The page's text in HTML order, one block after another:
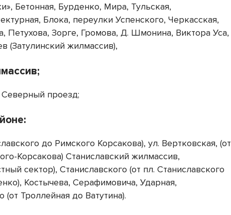
Бетонная, Бурденко, Мира, Тульская,
Блока, переулки Успенского, Черкасская,
Петухова, Зорге, Громова, Д. Шмонина, Виктора Уса,
(Затулинский жилмассив),
проезд;
до Римского Корсакова), ул. Вертковская, (от
Корсакова) Станиславский жилмассив,
сектор), Станиславского (от пл. Станиславского
Костычева, Серафимовича, Ударная,
Троллейная до Ватутина).